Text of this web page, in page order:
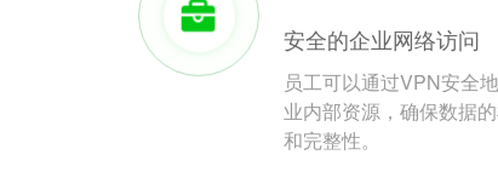
安全的企业网络访问
员工可以通过VPN安全
业内部资源，确保数据
和完整性。